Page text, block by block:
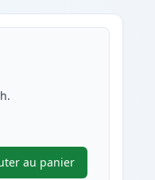
au panier
,Canon 718